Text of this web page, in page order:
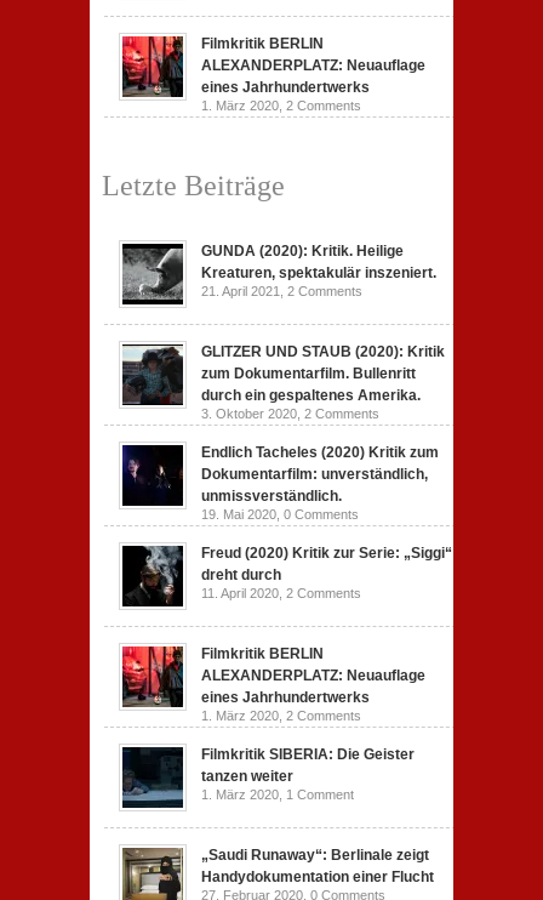
Filmkritik BERLIN
ALEXANDERPLATZ: Neuauflage
eines Jahrhundertwerks
1. März 2020, 2 Comments
Letzte Beiträge
GUNDA (2020): Kritik. Heilige
Kreaturen, spektakulär inszeniert.
21. April 2021, 2 Comments
GLITZER UND STAUB (2020): Kritik
zum Dokumentarfilm. Bullenritt
durch ein gespaltenes Amerika.
3. Oktober 2020, 2 Comments
Endlich Tacheles (2020) Kritik zum
Dokumentarfilm: unverständlich,
unmissverständlich.
19. Mai 2020, 0 Comments
Freud (2020) Kritik zur Serie: „Siggi“
dreht durch
11. April 2020, 2 Comments
Filmkritik BERLIN
ALEXANDERPLATZ: Neuauflage
eines Jahrhundertwerks
1. März 2020, 2 Comments
Filmkritik SIBERIA: Die Geister
tanzen weiter
1. März 2020, 1 Comment
„Saudi Runaway“: Berlinale zeigt
Handydokumentation einer Flucht
27. Februar 2020, 0 Comments